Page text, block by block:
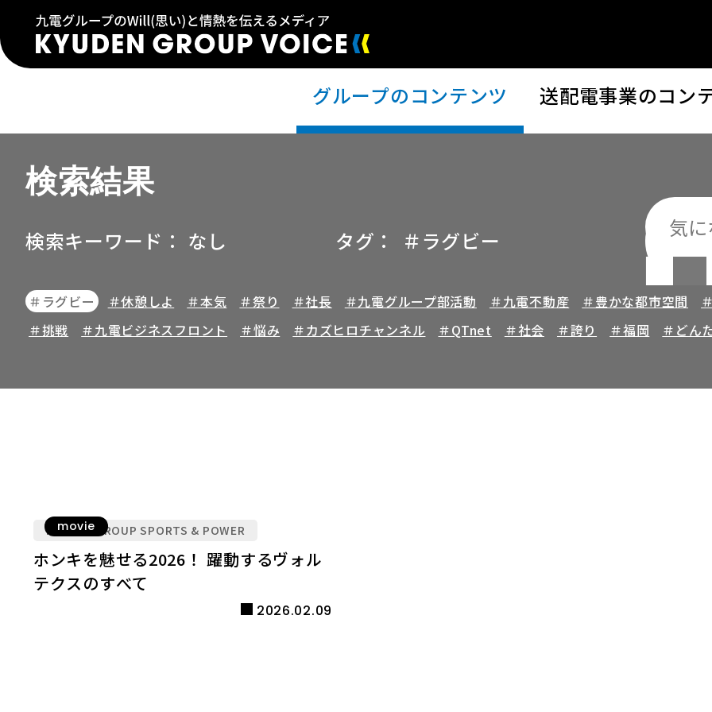
グループのコンテンツ 送配電事業のコン
検索結果
検索キーワード： なし タグ： ＃ラグビー
＃ラグビー ＃休憩しよ ＃本気 ＃祭り ＃社長 ＃九電グループ部活動 ＃九電不動産 ＃豊かな都市空間
＃挑戦
＃九電ビジネスフロント ＃悩み ＃カズヒロチャンネル ＃QTnet ＃社会 ＃誇り ＃福岡 ＃どん
movie
KYUDEN GROUP SPORTS & POWER
ホンキを魅せる2026！ 躍動するヴォル
テクスのすべて
2026.02.09